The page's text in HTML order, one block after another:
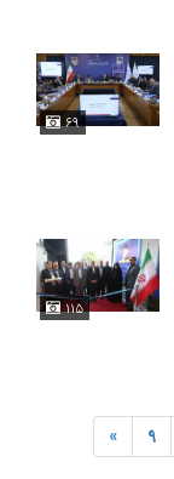
۶۹
۱۱۵
9
»